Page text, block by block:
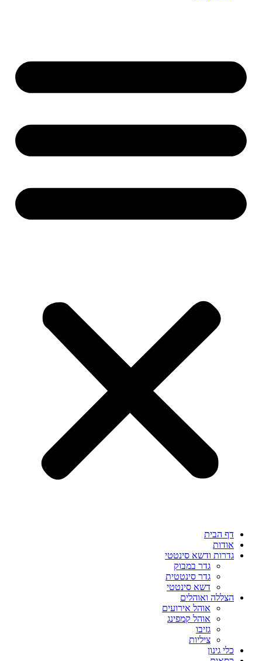
דף הבית
אודות
גדרות ודשא סינטטי
גדר במבוק
גדר סינטטית
דשא סינטטי
הצללה ואוהלים
אוהל אירועים
אוהל קמפינג
גזיבו
ציליות
כלי גינון